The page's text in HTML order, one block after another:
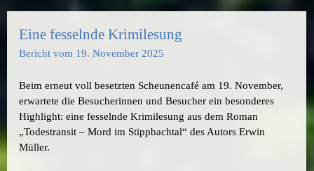
Eine fesselnde Krimilesung
Bericht vom 19. November 2025
Beim erneut voll besetzten Scheunencafé am 19. November,
erwartete die Besucherinnen und Besucher ein besonderes
Highlight: eine fesselnde Krimilesung aus dem Roman
„Todestransit – Mord im Stippbachtal“ des Autors Erwin
Müller.